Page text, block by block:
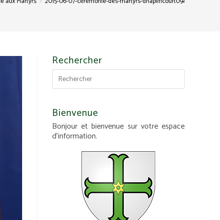
Rechercher
Bienvenue
Bonjour et bienvenue sur votre espace
d'information.